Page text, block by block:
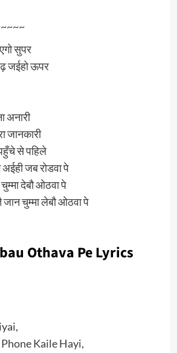
सुपर
जईहो ऊपर
अनारी
जानकारी
से पहिले
जब रोडवा पे
चुम्मा देबौ ओठवा पे
जान चुम्मा लेबौ ओठवा पे
Othava Pe Lyrics
Kaile Hayi,